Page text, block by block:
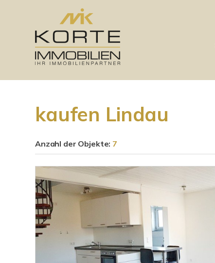
kaufen Lindau
Anzahl der Objekte: 7